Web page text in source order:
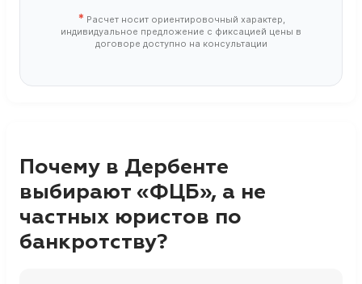
* Расчет носит ориентировочный характер,
индивидуальное предложение с фиксацией цены в
договоре доступно на консультации
Почему в Дербенте
выбирают «ФЦБ», а не
частных юристов по
банкротству?